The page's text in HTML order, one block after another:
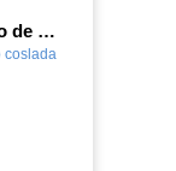
Proyecto Educativo de Centro actualizado 2026
coslada